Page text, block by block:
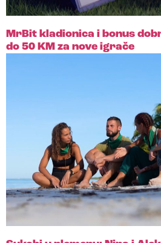
MrBit kladionica i bonus
do 50 KM za nove igrače